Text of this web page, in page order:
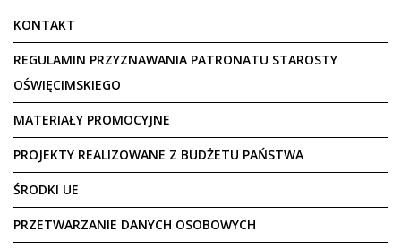
KONTAKT
REGULAMIN PRZYZNAWANIA PATRONATU STAROSTY
OŚWIĘCIMSKIEGO
MATERIAŁY PROMOCYJNE
PROJEKTY REALIZOWANE Z BUDŻETU PAŃSTWA
ŚRODKI UE
PRZETWARZANIE DANYCH OSOBOWYCH